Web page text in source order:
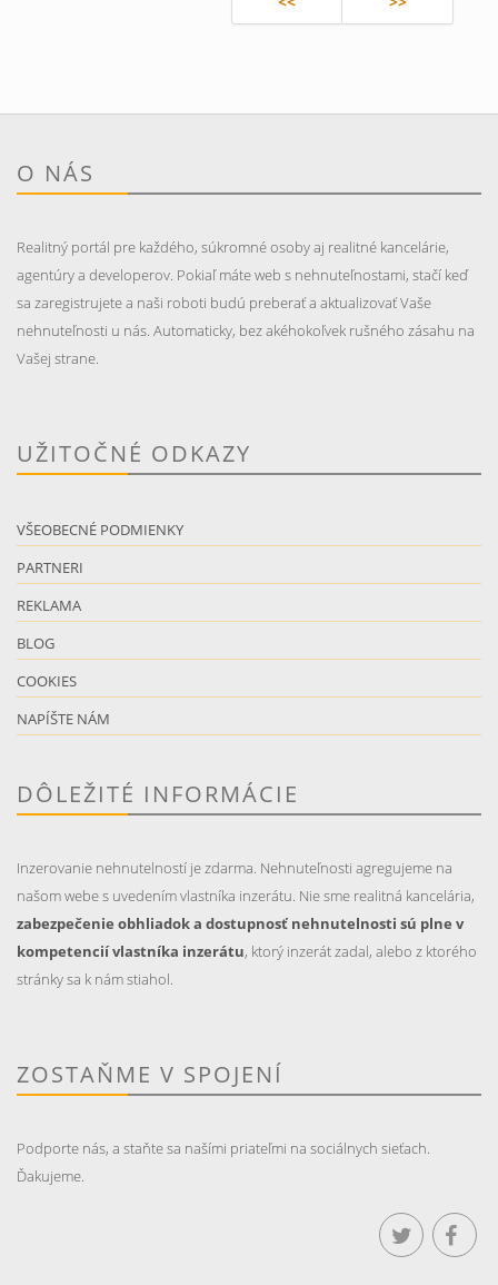
O NÁS
Realitný portál pre každého, súkromné osoby aj realitné kancelárie,
agentúry a developerov. Pokiaľ máte web s nehnuteľnostami, stačí keď
sa zaregistrujete a naši roboti budú preberať a aktualizovať Vaše
nehnuteľnosti u nás. Automaticky, bez akéhokoľvek rušného zásahu na
Vašej strane.
UŽITOČNÉ ODKAZY
VŠEOBECNÉ PODMIENKY
PARTNERI
REKLAMA
BLOG
COOKIES
NAPÍŠTE NÁM
DÔLEŽITÉ INFORMÁCIE
Inzerovanie nehnutelností je zdarma. Nehnuteľnosti agregujeme na
našom webe s uvedením vlastníka inzerátu. Nie sme realitná kancelária,
zabezpečenie obhliadok a dostupnosť nehnutelnosti sú plne v
kompetencií vlastníka inzerátu, ktorý inzerát zadal, alebo z ktorého
stránky sa k nám stiahol.
ZOSTAŇME V SPOJENÍ
Podporte nás, a staňte sa našími priateľmi na sociálnych sieťach.
Ďakujeme.